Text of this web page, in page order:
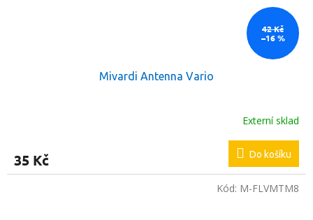
42 Kč
–16 %
Mivardi Antenna Vario
Externí sklad
35 Kč Do košíku
Kód: M-FLVMTM8